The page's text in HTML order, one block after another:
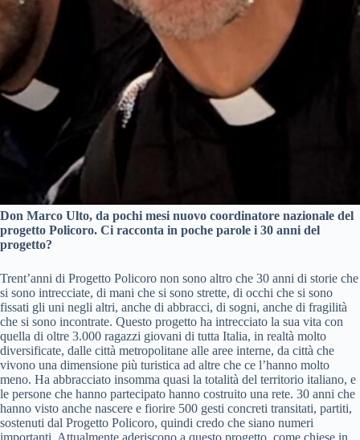
Don Marco Ulto, da pochi mesi nuovo coordinatore nazionale del
progetto Policoro. Ci racconta in poche parole i 30 anni del
progetto?
Trent’anni di Progetto Policoro non sono altro che 30 anni di storie che
si sono intrecciate, di mani che si sono strette, di occhi che si sono
fissati gli uni negli altri, anche di abbracci, di sogni, anche di fragilità
che si sono incontrate. Questo progetto ha intrecciato la sua vita con
quella di oltre 3.000 ragazzi giovani di tutta Italia, in realtà molto
diversificate, dalle città metropolitane alle aree interne, da città che
vivono una dimensione più turistica ad altre che ce l’hanno molto
meno. Ha abbracciato insomma quasi la totalità del territorio italiano, e
le persone che hanno partecipato hanno costruito una rete. 30 anni che
hanno visto anche nascere e fiorire 500 gesti concreti transitati, partiti,
sostenuti dal Progetto Policoro, quindi credo che siano numeri
importanti. Attualmente aderiscono a questo progetto, come chiese in